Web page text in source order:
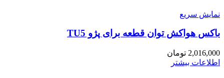
نمایش سریع
باکس هواکش توان قطعه برای پژو TU5
2,016,000 تومان
اطلاعات بیشتر